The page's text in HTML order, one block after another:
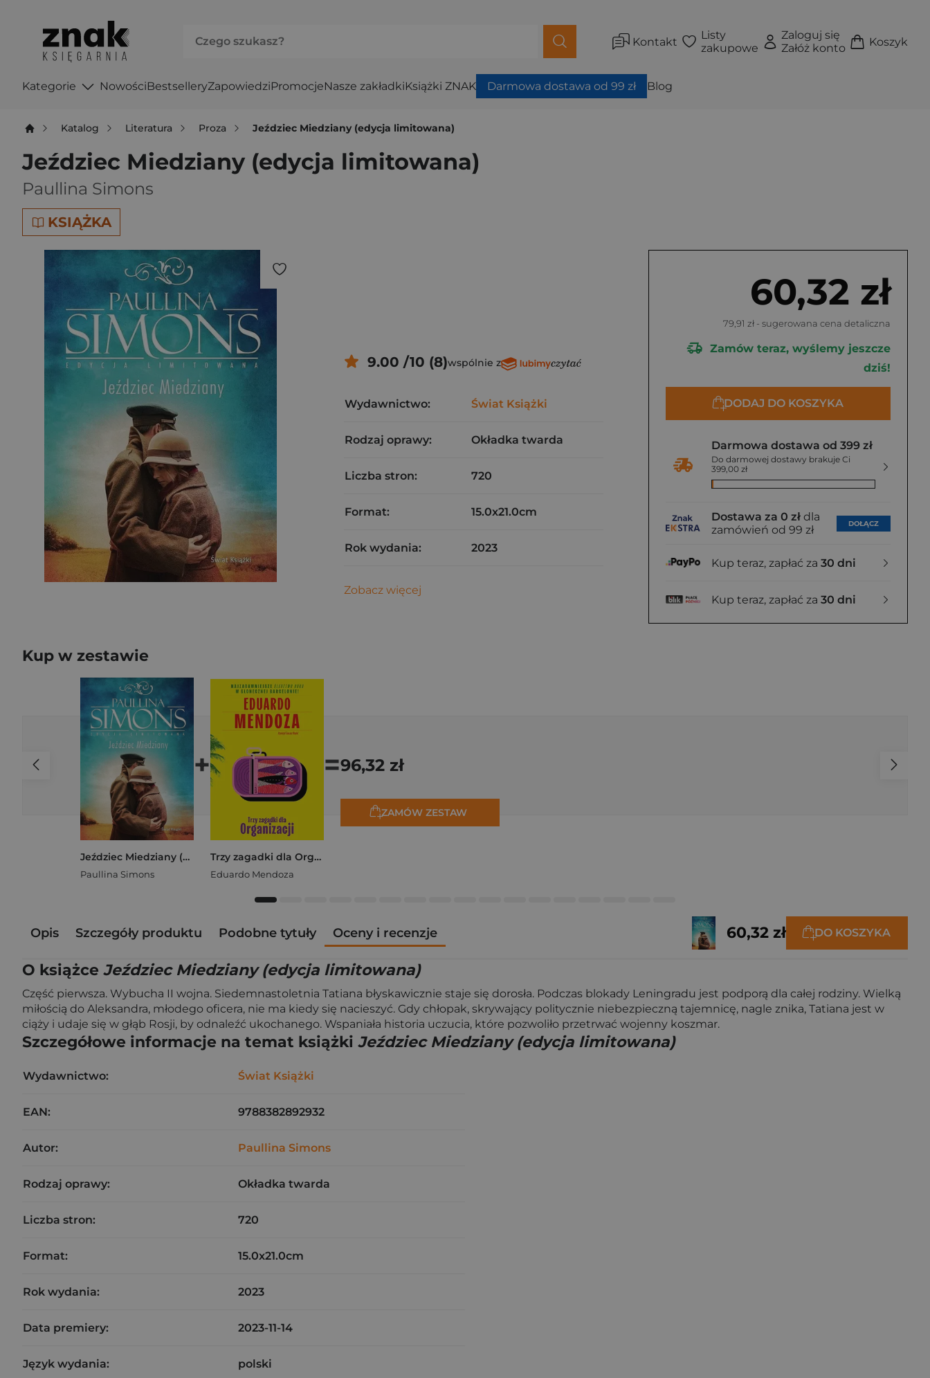
Kontakt
Listy
zakupowe
Zaloguj się
Załóż konto
Koszyk
Kategorie NowościBestselleryZapowiedziPromocjeNasze zakładkiKsiążki ZNAK Darmowa dostawa od 99 zł Blog
Katalog Literatura Proza Jeździec Miedziany (edycja limitowana)
Jeździec Miedziany (edycja limitowana)
Paullina Simons
KSIĄŻKA
60,32 zł
79,91 zł - sugerowana cena detaliczna
Zamów teraz, wyślemy jeszcze
dziś!
DODAJ DO KOSZYKA
Darmowa dostawa od 399 zł
Do darmowej dostawy brakuje Ci
399,00 zł
Dostawa za 0 zł dla
zamówień od 99 zł
DOŁĄCZ
Kup teraz, zapłać za 30 dni
Kup teraz, zapłać za 30 dni
9.00 /10 (8)wspólnie z
Wydawnictwo: Świat Książki
Rodzaj oprawy: Okładka twarda
Liczba stron: 720
Format: 15.0x21.0cm
Rok wydania: 2023
Zobacz więcej
Kup w zestawie
Jeździec Miedziany (edycja limitowana)
Paullina Simons
+
Trzy zagadki dla Organizacji
Eduardo Mendoza
=96,32 zł
ZAMÓW ZESTAW
Opis Szczegóły produktu Podobne tytuły Oceny i recenzje 60,32 zł DO KOSZYKA
O książce Jeździec Miedziany (edycja limitowana)
Część pierwsza. Wybucha II wojna. Siedemnastoletnia Tatiana błyskawicznie staje się dorosła. Podczas blokady Leningradu jest podporą dla całej rodziny. Wielką
miłością do Aleksandra, młodego oficera, nie ma kiedy się nacieszyć. Gdy chłopak, skrywający politycznie niebezpieczną tajemnicę, nagle znika, Tatiana jest w
ciąży i udaje się w głąb Rosji, by odnaleźć ukochanego. Wspaniała historia uczucia, które pozwoliło przetrwać wojenny koszmar.
Szczegółowe informacje na temat książki Jeździec Miedziany (edycja limitowana)
Wydawnictwo: Świat Książki
EAN: 9788382892932
Autor: Paullina Simons
Rodzaj oprawy: Okładka twarda
Liczba stron: 720
Format: 15.0x21.0cm
Rok wydania: 2023
Data premiery: 2023-11-14
Język wydania: polski